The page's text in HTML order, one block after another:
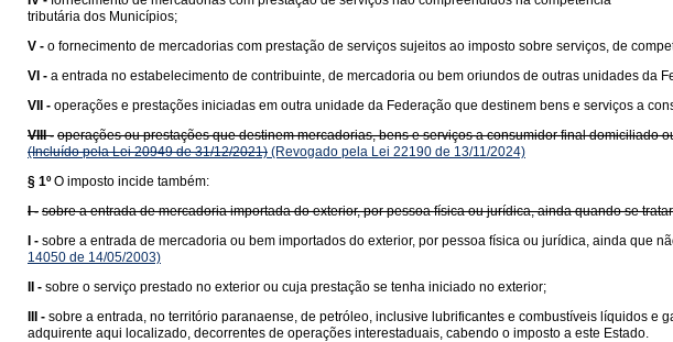
tributária dos Municípios;
V - o fornecimento de mercadorias com prestação de serviços sujeitos ao imposto sobre serviços, de
VI - a entrada no estabelecimento de contribuinte, de mercadoria ou bem oriundos de outras unidades da
VII - operações e prestações iniciadas em outra unidade da Federação que destinem bens e serviços a
VIII - operações ou prestações que destinem mercadorias, bens e serviços a consumidor final
(Incluído pela Lei 20949 de 31/12/2021) (Revogado pela Lei 22190 de 13/11/2024)
§ 1º O imposto incide também:
I - sobre a entrada de mercadoria importada do exterior, por pessoa física ou jurídica, ainda quando se
I - sobre a entrada de mercadoria ou bem importados do exterior, por pessoa física ou jurídica, ainda que
14050 de 14/05/2003)
II - sobre o serviço prestado no exterior ou cuja prestação se tenha iniciado no exterior;
III - sobre a entrada, no território paranaense, de petróleo, inclusive lubrificantes e combustíveis líquidos
adquirente aqui localizado, decorrentes de operações interestaduais, cabendo o imposto a este Estado.